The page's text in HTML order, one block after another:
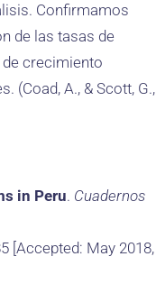
Confirmamos
de las tasas de
crecimiento
(Coad, A., & Scott, G.,
in Peru. Cuadernos
[Accepted: May 2018,